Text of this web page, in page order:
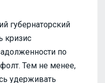
губернаторский
кризис
по
Тем не менее,
удерживать